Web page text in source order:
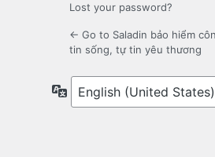
Lost your password?
← Go to Saladin bảo hiểm
tin sống, tự tin yêu thương
Language